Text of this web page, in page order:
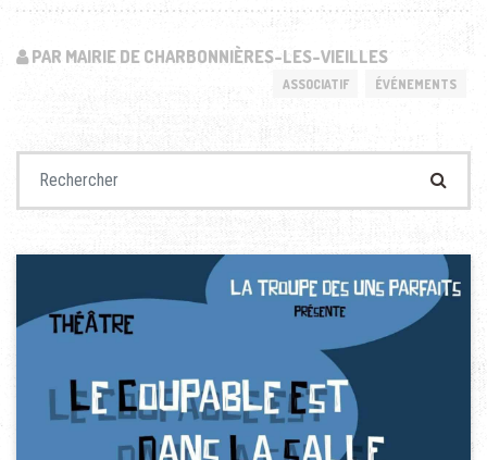
PAR MAIRIE DE CHARBONNIÈRES-LES-VIEILLES
ASSOCIATIF ÉVÉNEMENTS